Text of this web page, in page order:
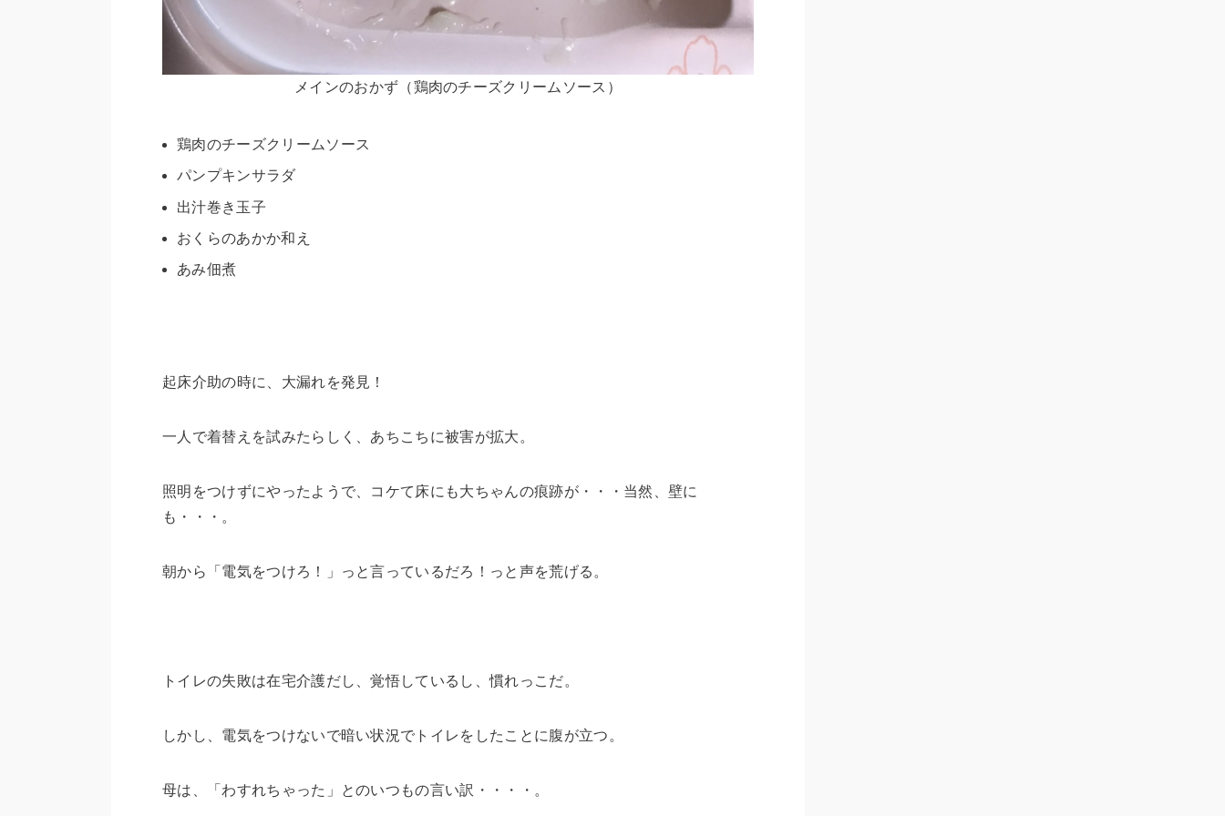
メインのおかず（鶏肉のチーズクリームソース）
鶏肉のチーズクリームソース
パンプキンサラダ
出汁巻き玉子
おくらのあかか和え
あみ佃煮
起床介助の時に、大漏れを発見！
一人で着替えを試みたらしく、あちこちに被害が拡大。
照明をつけずにやったようで、コケて床にも大ちゃんの痕跡が・・・当然、壁に
も・・・。
朝から「電気をつけろ！」っと言っているだろ！っと声を荒げる。
トイレの失敗は在宅介護だし、覚悟しているし、慣れっこだ。
しかし、電気をつけないで暗い状況でトイレをしたことに腹が立つ。
母は、「わすれちゃった」とのいつもの言い訳・・・・。